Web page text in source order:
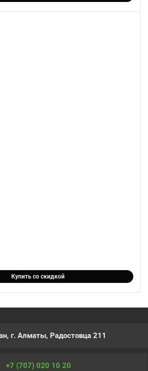
Купить со скидкой
г. Алматы, Радостовца 211
+7 (707) 020 10 20